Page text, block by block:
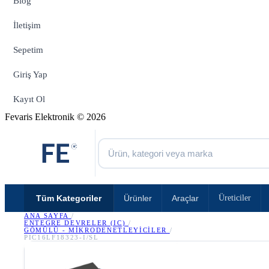
İletişim
Sepetim
Giriş Yap
Kayıt Ol
Fevaris Elektronik © 2026
Tüm Kategoriler Ürünler Araçlar Üreticiler
ANA SAYFA /
ENTEGRE DEVRELER (IC) /
GÖMÜLÜ - MIKRODENETLEYICILER
/
PIC16LF18323-I/SL